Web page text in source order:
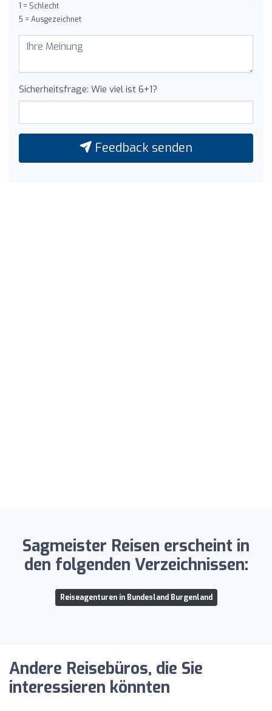
1 = Schlecht
5 = Ausgezeichnet
Sicherheitsfrage: Wie viel ist 6+1?
Feedback senden
Sagmeister Reisen erscheint in
den folgenden Verzeichnissen:
Reiseagenturen in Bundesland Burgenland
Andere Reisebüros, die Sie
interessieren könnten